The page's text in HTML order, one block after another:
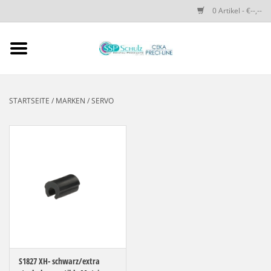
0 Artikel - €--,--
CEKA-ATTACHMENTS
STARTSEITE / MARKEN /SERVO
S1827 XH- schwarz/extra